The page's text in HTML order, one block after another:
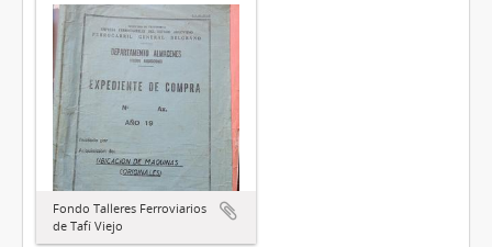
Fondo Talleres Ferroviarios
de Tafí Viejo